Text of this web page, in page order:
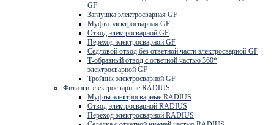
GF
Заглушка электросварная GF
Муфта электросварная GF
Отвод электросварной GF
Переход электросварной GF
Седловой отвод без ответной части электросварной GF
Т-образный отвод с ответной частью 360*
электросварной GF
Тройник электросварной GF
Фитинги электросварные RADIUS
Муфты электросварные RADIUS
Отвод электросварной RADIUS
Переход электросварной RADIUS